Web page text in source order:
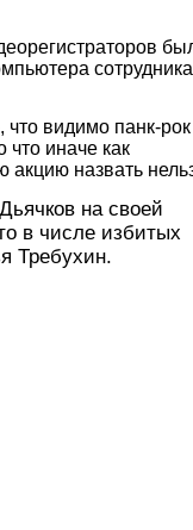
видимо панк-рок
что иначе как
назвать
на своей
в числе избитых
Требухин.